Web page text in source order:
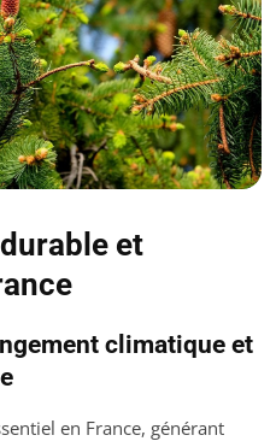
et
climatique et
en France, générant